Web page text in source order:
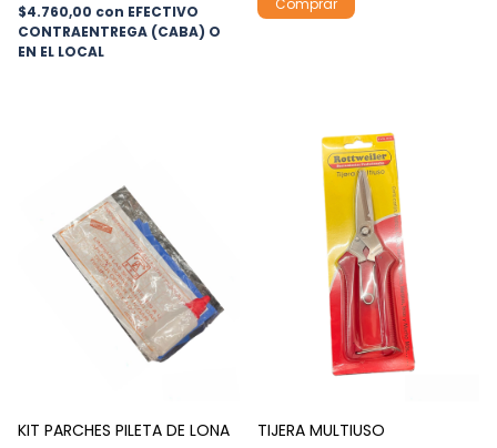
$4.760,00 con EFECTIVO
CONTRAENTREGA (CABA) O
EN EL LOCAL
KIT PARCHES PILETA DE LONA TIJERA MULTIUSO